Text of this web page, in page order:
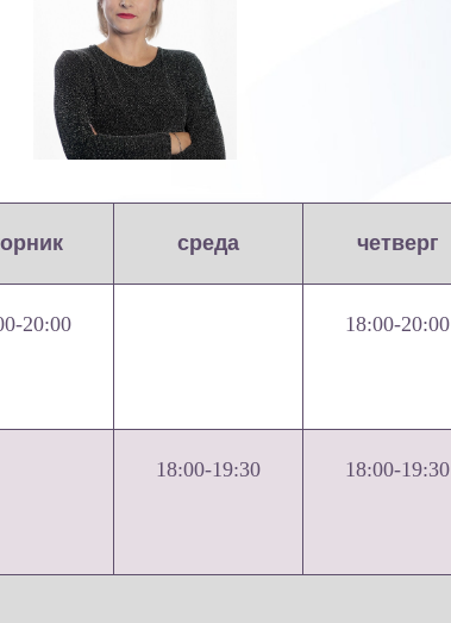
среда четверг
20:00 18:00-20:00
18:00-19:30 18:00-19:30